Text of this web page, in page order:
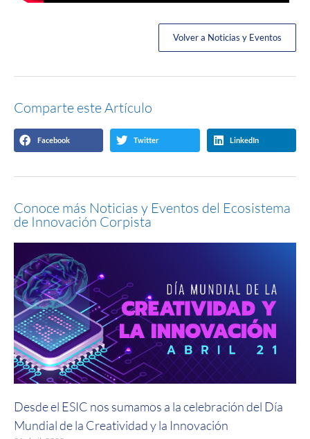
Volver a Noticias y Eventos
Comparte este Artículo
Facebook Twitter LinkedIn
Conoce más Noticias y Eventos del Ecosistema
de Innovación Corpista
Desde el ESIC nos sumamos a la celebración del Día
Mundial de la Creatividad y la Innovación